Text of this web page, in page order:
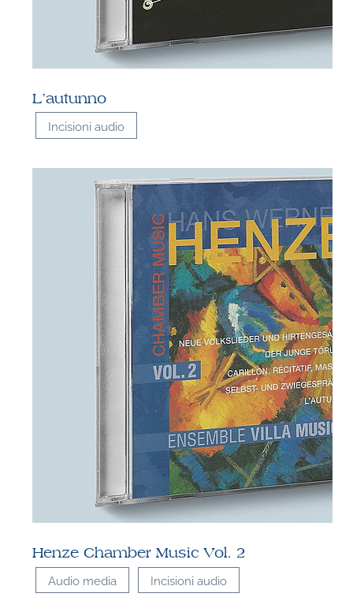
L’autunno
Incisioni audio
Henze Chamber Music Vol. 2
Audio media Incisioni audio